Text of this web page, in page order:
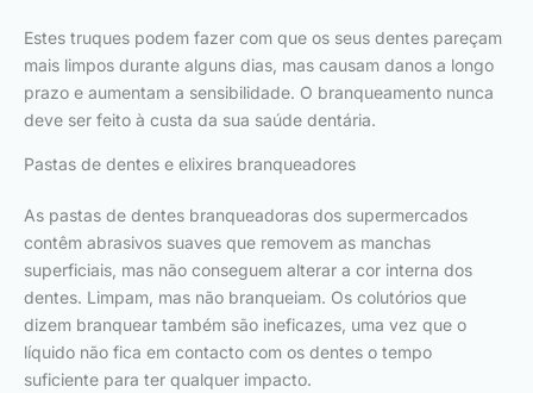
Estes truques podem fazer com que os seus dentes pareçam
mais limpos durante alguns dias, mas causam danos a longo
prazo e aumentam a sensibilidade. O branqueamento nunca
deve ser feito à custa da sua saúde dentária.
Pastas de dentes e elixires branqueadores
As pastas de dentes branqueadoras dos supermercados
contêm abrasivos suaves que removem as manchas
superficiais, mas não conseguem alterar a cor interna dos
dentes. Limpam, mas não branqueiam. Os colutórios que
dizem branquear também são ineficazes, uma vez que o
líquido não fica em contacto com os dentes o tempo
suficiente para ter qualquer impacto.